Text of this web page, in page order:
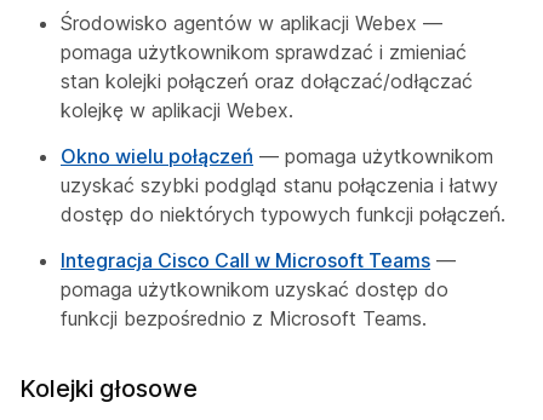
Środowisko agentów w aplikacji Webex —
pomaga użytkownikom sprawdzać i zmieniać
stan kolejki połączeń oraz dołączać/odłączać
kolejkę w aplikacji Webex.
Okno wielu połączeń — pomaga użytkownikom
uzyskać szybki podgląd stanu połączenia i łatwy
dostęp do niektórych typowych funkcji połączeń.
Integracja Cisco Call w Microsoft Teams —
pomaga użytkownikom uzyskać dostęp do
funkcji bezpośrednio z Microsoft Teams.
Kolejki głosowe